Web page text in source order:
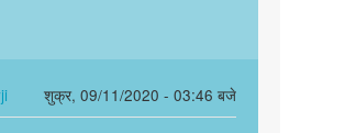
kare
Ashu
शुक्र, 09/11/2020 - 03:46 बजे
In
reply